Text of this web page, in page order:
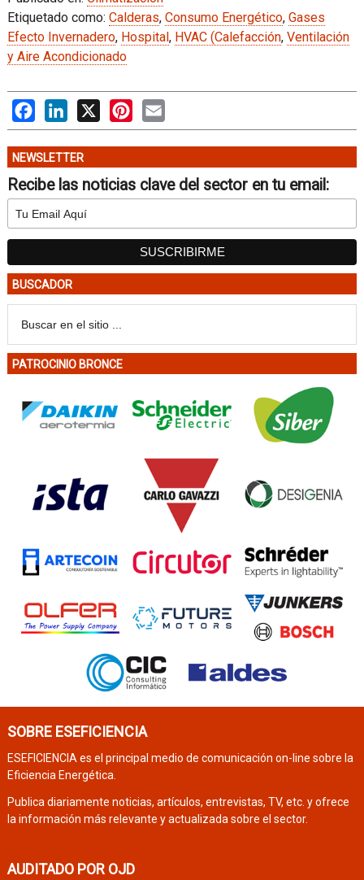
Etiquetado como: Calderas, Consumo Energético, Gases
Efecto Invernadero, Hospital, HVAC (Calefacción, Ventilación
y Aire Acondicionado
FacebookLinkedIn
X PinterestEmail
NEWSLETTER
Recibe las noticias clave del sector en tu email:
BUSCADOR
PATROCINIO BRONCE
SOBRE ESEFICIENCIA
ESEFICIENCIA es el principal medio de comunicación on-line sobre la
Eficiencia Energética.
Publica diariamente noticias, artículos, entrevistas, TV, etc. y ofrece
la información más relevante y actualizada sobre el sector.
AUDITADO POR OJD